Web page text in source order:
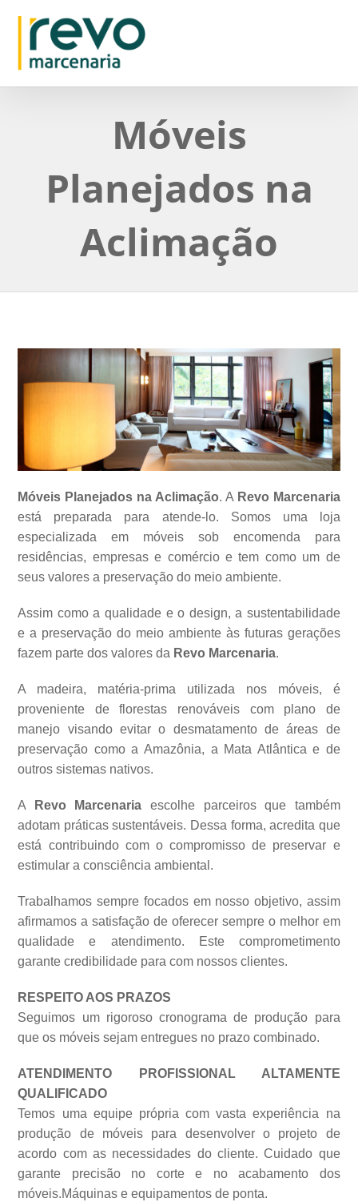
Móveis
Planejados na
Aclimação
Móveis Planejados na Aclimação. A Revo Marcenaria
está preparada para atende-lo. Somos uma loja
especializada em móveis sob encomenda para
residências, empresas e comércio e tem como um de
seus valores a preservação do meio ambiente.
Assim como a qualidade e o design, a sustentabilidade
e a preservação do meio ambiente às futuras gerações
fazem parte dos valores da Revo Marcenaria.
A madeira, matéria-prima utilizada nos móveis, é
proveniente de florestas renováveis com plano de
manejo visando evitar o desmatamento de áreas de
preservação como a Amazônia, a Mata Atlântica e de
outros sistemas nativos.
A Revo Marcenaria escolhe parceiros que também
adotam práticas sustentáveis. Dessa forma, acredita que
está contribuindo com o compromisso de preservar e
estimular a consciência ambiental.
Trabalhamos sempre focados em nosso objetivo, assim
afirmamos a satisfação de oferecer sempre o melhor em
qualidade e atendimento. Este comprometimento
garante credibilidade para com nossos clientes.
RESPEITO AOS PRAZOS
Seguimos um rigoroso cronograma de produção para
que os móveis sejam entregues no prazo combinado.
ATENDIMENTO PROFISSIONAL ALTAMENTE
QUALIFICADO
Temos uma equipe própria com vasta experiência na
produção de móveis para desenvolver o projeto de
acordo com as necessidades do cliente. Cuidado que
garante precisão no corte e no acabamento dos
móveis.Máquinas e equipamentos de ponta.